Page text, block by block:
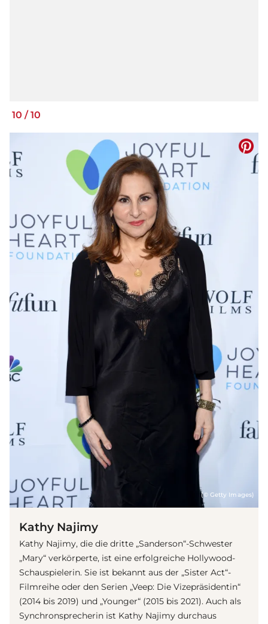
10 / 10
(© Getty Images)
Kathy Najimy
Kathy Najimy, die die dritte „Sanderson“-Schwester
„Mary“ verkörperte, ist eine erfolgreiche Hollywood-
Schauspielerin. Sie ist bekannt aus der „Sister Act“-
Filmreihe oder den Serien „Veep: Die Vizepräsidentin“
(2014 bis 2019) und „Younger“ (2015 bis 2021). Auch als
Synchronsprecherin ist Kathy Najimy durchaus